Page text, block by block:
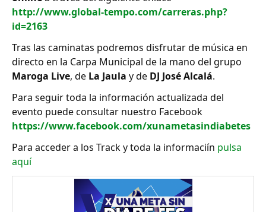
http://www.global-tempo.com/carreras.php?
id=2163
Tras las caminatas podremos disfrutar de música en
directo en la Carpa Municipal de la mano del grupo
Maroga Live, de La Jaula y de DJ José Alcalá.
Para seguir toda la información actualizada del
evento puede consultar nuestro Facebook
https://www.facebook.com/xunametasindiabetes
Para acceder a los Track y toda la informaciín pulsa
aquí